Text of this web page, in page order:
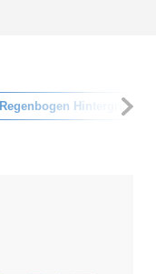
Regenbogen Hintergrund